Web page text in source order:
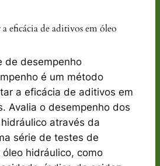
eficácia de aditivos em óleo
de desempenho
é um método
a eficácia de aditivos em
Avalia o desempenho dos
através da
série de testes de
hidráulico, como